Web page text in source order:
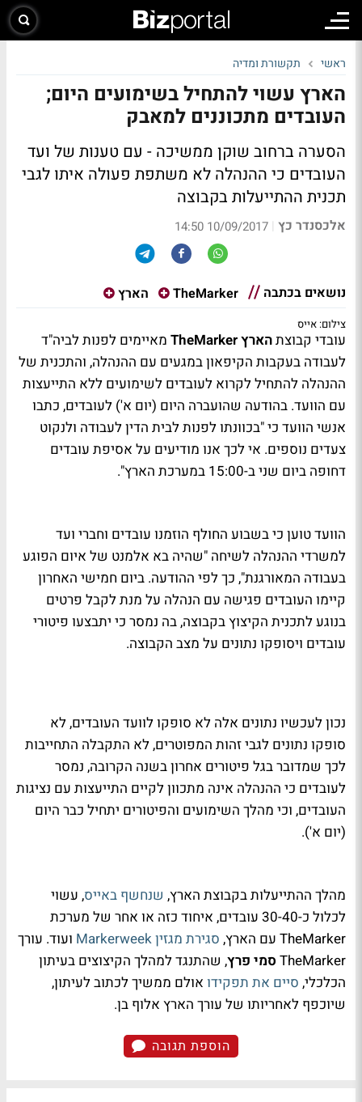
ראשי תקשורת ומדיה
הארץ עשוי להתחיל בשימועים היום;
העובדים מתכוננים למאבק
הסערה ברחוב שוקן ממשיכה - עם טענות של ועד
העובדים כי ההנהלה לא משתפת פעולה איתו לגבי
תכנית ההתייעלות בקבוצה
אלכסנדר כץ |
10/09/2017 14:50
נושאים בכתבה TheMarker הארץ
צילום: אייס
עובדי קבוצתהארץTheMarker מאיימים לפנות לביה"ד
לעבודה בעקבות הקיפאון במגעים עם ההנהלה, והתכנית של
ההנהלה להתחיל לקרוא לעובדים לשימועים ללא התייעצות
עם הוועד. בהודעה שהועברה היום (יום א') לעובדים, כתבו
אנשי הוועד כי "בכוונתו לפנות לבית הדין לעבודה ולנקוט
צעדים נוספים. אי לכך אנו מודיעים על אסיפת עובדים
דחופה ביום שני ב-15:00 במערכת הארץ".
הוועד טוען כי בשבוע החולף הוזמנו עובדים וחברי ועד
למשרדי ההנהלה לשיחה "שהיה בא אלמנט של איום הפוגע
בעבודה המאורגנת", כך לפי ההודעה. ביום חמישי האחרון
קיימו העובדים פגישה עם הנהלה על מנת לקבל פרטים
בנוגע לתכנית הקיצוץ בקבוצה, בה נמסר כי יתבצעו פיטורי
עובדים ויסופקו נתונים על מצב הקבוצה.
נכון לעכשיו נתונים אלה לא סופקו לוועד העובדים, לא
סופקו נתונים לגבי זהות המפוטרים, לא התקבלה התחייבות
לכך שמדובר בגל פיטורים אחרון בשנה הקרובה, נמסר
לעובדים כי ההנהלה אינה מתכוון לקיים התייעצות עם נציגות
העובדים, וכי מהלך השימועים והפיטורים יתחיל כבר היום
(יום א').
מהלך ההתייעלות בקבוצת הארץ, שנחשף באייס, עשוי
לכלול כ-30-40 עובדים, איחוד כזה או אחר של מערכת
TheMarker עם הארץ, סגירת מגזיןMarkerweek ועוד. עורך
TheMarker סמי פרץ, שהתנגד למהלך הקיצוצים בעיתון
הכלכלי, סיים את תפקידו אולם ממשיך לכתוב לעיתון,
שיוכפף לאחריותו של עורך הארץ אלוף בן.
הוספת תגובה